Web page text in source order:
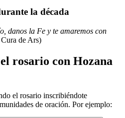
la década
danos la Fe y te amaremos con
de Ars)
rosario con Hozana
el rosario inscribiéndote
de oración. Por ejemplo: